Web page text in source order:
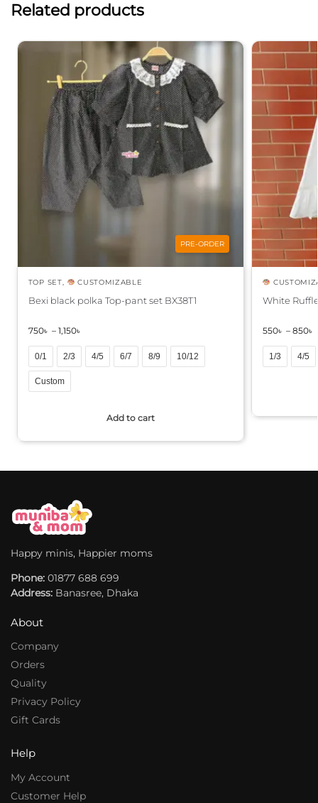
Related products
PRE-ORDER
TOP SET, CUSTOMIZABLE
Bexi black polka Top-pant set BX38T1
750৳ – 1,150৳
0/1 2/3 4/5 6/7 8/9 10/12
Custom
t
r
t
i
e
:
Add to cart
White
550৳ – 850৳
1/3 4/5
t
a
Happy minis, Happier moms
Phone: 01877 688 699
Address: Banasree, Dhaka
About
Company
Orders
Quality
Privacy Policy
Gift Cards
Help
My Account
Customer Help